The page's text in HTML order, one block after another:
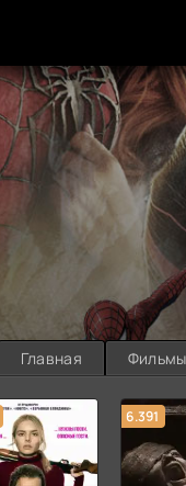
Главная Фильмы
6.391